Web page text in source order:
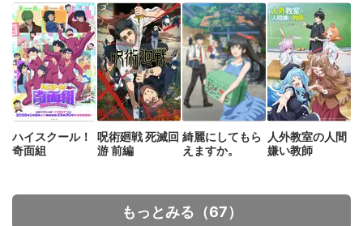
ハイスクール！
奇面組
呪術廻戦 死滅回
游 前編
綺麗にしてもら
えますか。
人外教室の人間
嫌い教師
もっとみる（67）